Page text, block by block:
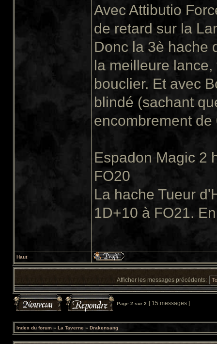
Avec Attibutio
de retard sur la
Donc la 3è hache
la meilleure
bouclier. Et avec
blindé (sachant
encombrement de
Espadon Magic 2
FO20
La hache Tueur
1D+10 à FO21.
Haut
Afficher les messages précédents:
Page 2 sur 2 [ 15 messages ]
Index du forum » La Taverne » Drakensang